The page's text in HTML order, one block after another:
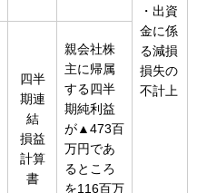
・出資
金に係
る減損
損失の
不計上
四半
期連
結
損益
計算
書
親会社株
主に帰属
する四半
期純利益
が▲473百
万円であ
るところ
を116百万